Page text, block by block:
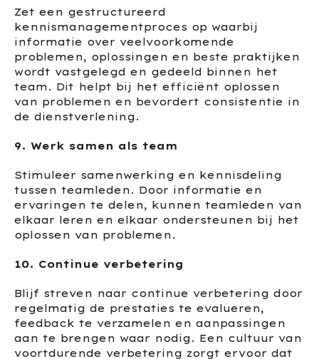
Zet een gestructureerd
kennismanagementproces op waarbij
informatie over veelvoorkomende
problemen, oplossingen en beste praktijken
wordt vastgelegd en gedeeld binnen het
team. Dit helpt bij het efficiënt oplossen
van problemen en bevordert consistentie in
de dienstverlening.
9. Werk samen als team
Stimuleer samenwerking en kennisdeling
tussen teamleden. Door informatie en
ervaringen te delen, kunnen teamleden van
elkaar leren en elkaar ondersteunen bij het
oplossen van problemen.
10. Continue verbetering
Blijf streven naar continue verbetering door
regelmatig de prestaties te evalueren,
feedback te verzamelen en aanpassingen
aan te brengen waar nodig. Een cultuur van
voortdurende verbetering zorgt ervoor dat